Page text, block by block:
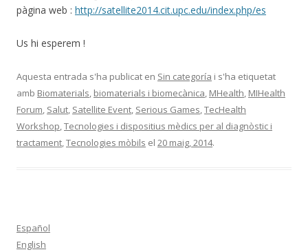
pàgina web : http://satellite2014.cit.upc.edu/index.php/es
Us hi esperem !
Aquesta entrada s'ha publicat en Sin categoría i s'ha etiquetat
amb Biomaterials, biomaterials i biomecànica, MHealth, MIHealth
Forum, Salut, Satellite Event, Serious Games,TecHealth
Workshop,Tecnologies i dispositius mèdics per al diagnòstic i
tractament,Tecnologies mòbils el 20 maig, 2014.
Español
English